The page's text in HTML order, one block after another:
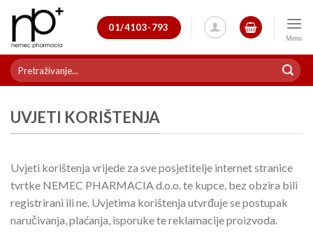
content
01/4103-793
Pretraži:
UVJETI KORIŠTENJA
Uvjeti korištenja vrijede za sve posjetitelje internet stranice
tvrtke NEMEC PHARMACIA d.o.o. te kupce, bez obzira bili
registrirani ili ne. Uvjetima korištenja utvrđuje se postupak
naručivanja, plaćanja, isporuke te reklamacije proizvoda.